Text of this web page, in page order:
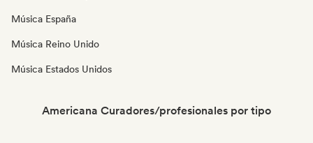
Música España
Música Reino Unido
Música Estados Unidos
Americana Curadores/profesionales por tipo